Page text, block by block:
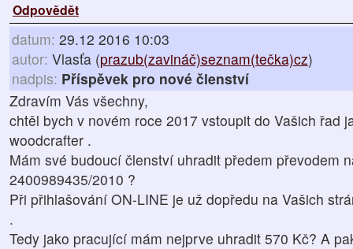
Odpovědět
datum: 29.12 2016 10:03
autor: Vlasťa (prazub(zavináč)seznam(tečka)cz)
nadpis: Příspěvek pro nové členství
Zdravím Vás všechny,
chtěl bych v novém roce 2017 vstoupit do Vašich řad
woodcrafter .
Mám své budoucí členství uhradit předem převodem
2400989435/2010 ?
Při přihlašování ON-LINE je už dopředu na Vašich
.
Tedy jako pracující mám nejprve uhradit 570 Kč? A